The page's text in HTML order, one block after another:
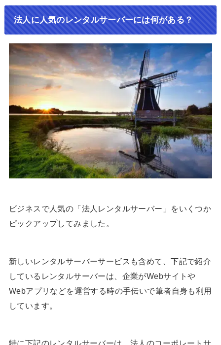
法人に人気のレンタルサーバーには何がある？
ビジネスで人気の「法人レンタルサーバー」をいくつか
ピックアップしてみました。
新しいレンタルサーバーサービスも含めて、下記で紹介
しているレンタルサーバーは、企業がWebサイトや
Webアプリなどを運営する時の手伝いで筆者自身も利用
しています。
特に下記のレンタルサーバーは、法人のコーポレートサ